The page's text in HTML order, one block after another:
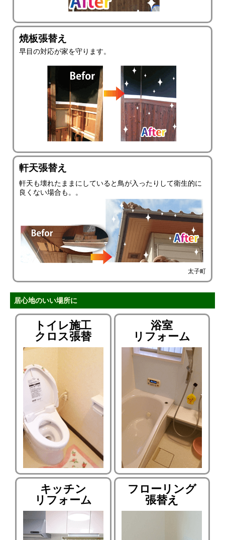
焼板張替え
早目の対応が家を守ります。
軒天張替え
軒天も壊れたままにしていると鳥が入ったりして衛生的に
良くない場合も。。
太子町
居心地のいい場所に
トイレ施工
クロス張替
浴室
リフォーム
キッチン
リフォーム
フローリング
張替え